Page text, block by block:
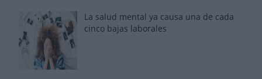
La salud mental ya causa una de cada
cinco bajas laborales